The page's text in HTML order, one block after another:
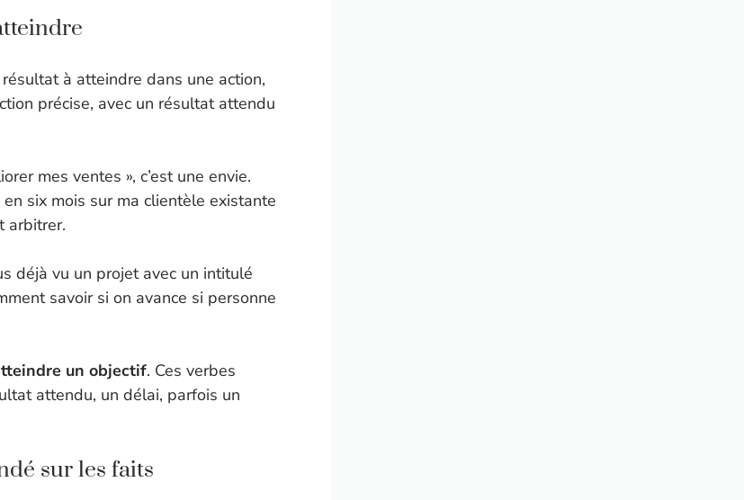
à atteindre dans une action,
précise, avec un résultat attendu
mes ventes », c’est une envie.
six mois sur ma clientèle existante
arbitrer.
déjà vu un projet avec un intitulé
savoir si on avance si personne
un objectif. Ces verbes
attendu, un délai, parfois un
sur les faits